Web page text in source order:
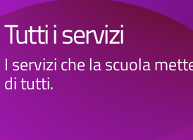
Tutti i servizi
I servizi che la scuola
di tutti.